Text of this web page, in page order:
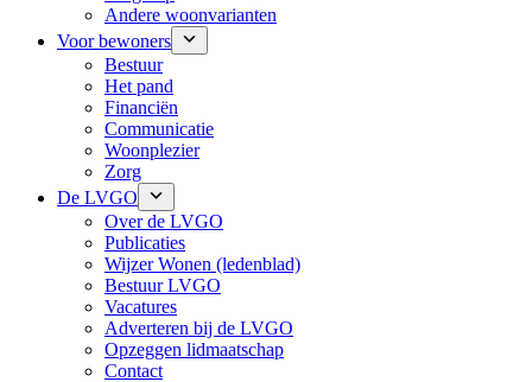
Andere woonvarianten
Voor bewoners
Bestuur
Het pand
Financiën
Communicatie
Woonplezier
Zorg
De LVGO
Over de LVGO
Publicaties
Wijzer Wonen (ledenblad)
Bestuur LVGO
Vacatures
Adverteren bij de LVGO
Opzeggen lidmaatschap
Contact